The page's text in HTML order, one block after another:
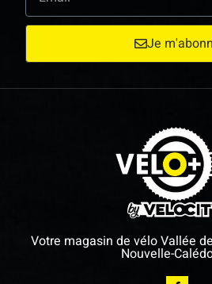
Je
Votre magasin de vélo Vallée
Nouvelle-